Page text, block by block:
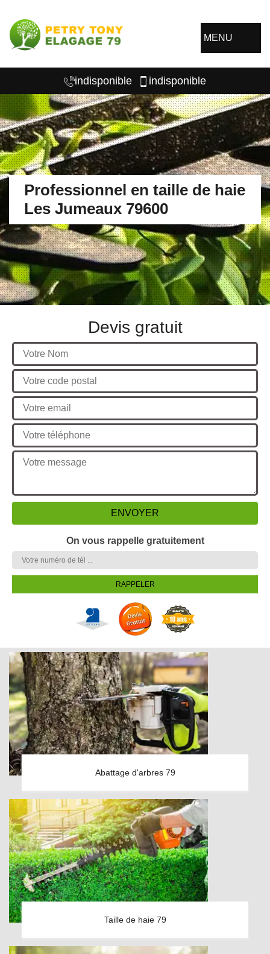
MENU
indisponible indisponible
Professionnel en taille de haie
Les Jumeaux 79600
Devis gratuit
On vous rappelle gratuitement
Abattage d'arbres 79
Taille de haie 79